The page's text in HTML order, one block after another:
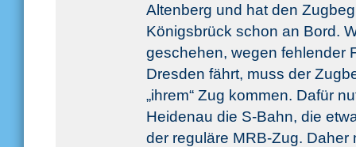
Altenberg und hat den
Königsbrück schon an Bord.
geschehen, wegen fehlender
Dresden fährt, muss der
„ihrem“ Zug kommen. Dafür
Heidenau die S-Bahn, die
der reguläre MRB-Zug. Daher